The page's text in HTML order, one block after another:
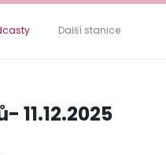
Další stanice
11.12.2025